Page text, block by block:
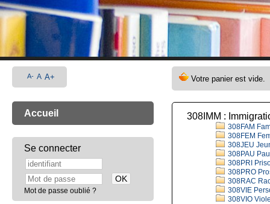
308IMM :
308FAM
308FEM
308JEU
308PAU
308PRI
308PRO
308RAC
308VIE
308VIO
A- A A+
Accueil
Se connecter
Mot de passe oublié ?